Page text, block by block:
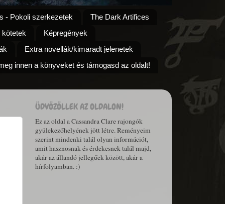
- Pokoli szerkezetek
The Dark Artifices
Képregények
Extra novellák/kimaradt jelenetek
innen a könyveket és támogasd az oldalt!
ÜDVÖZÖLLEK AZ OLDALON!
Ez az oldal a Cassandra Clare rajongók
gyülekezőhelyének jött létre. Reményeim
szerint mindenki talál olyan információt,
amit hasznosnak és érdekesnek talál majd,
akár az állandó jellegűek között, akár a
hírfolyamban. :)